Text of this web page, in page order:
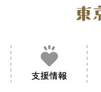
支援情報